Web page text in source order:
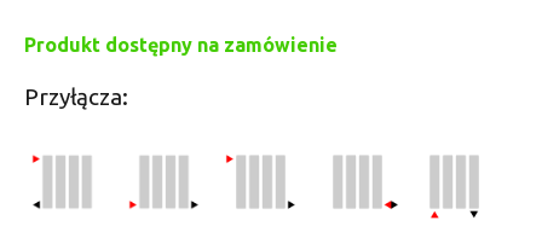
Produkt dostępny na zamówienie
Przyłącza: